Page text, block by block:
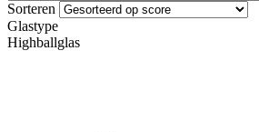
Sorteren
Glastype
Highballglas